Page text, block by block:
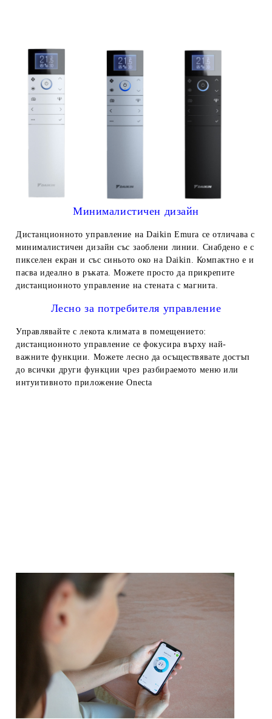
Минималистичен дизайн
Дистанционното управление на Daikin Emura се отличава с
минималистичен дизайн със заоблени линии. Снабдено е с
пикселен екран и със синьото око на Daikin. Компактно е и
пасва идеално в ръката. Можете просто да прикрепите
дистанционното управление на стената с магнита.
Лесно за потребителя управление
Управлявайте с лекота климата в помещението:
дистанционното управление се фокусира върху най-
важните функции. Можете лесно да осъществявате достъп
до всички други функции чрез разбираемото меню или
интуитивното приложение Onecta